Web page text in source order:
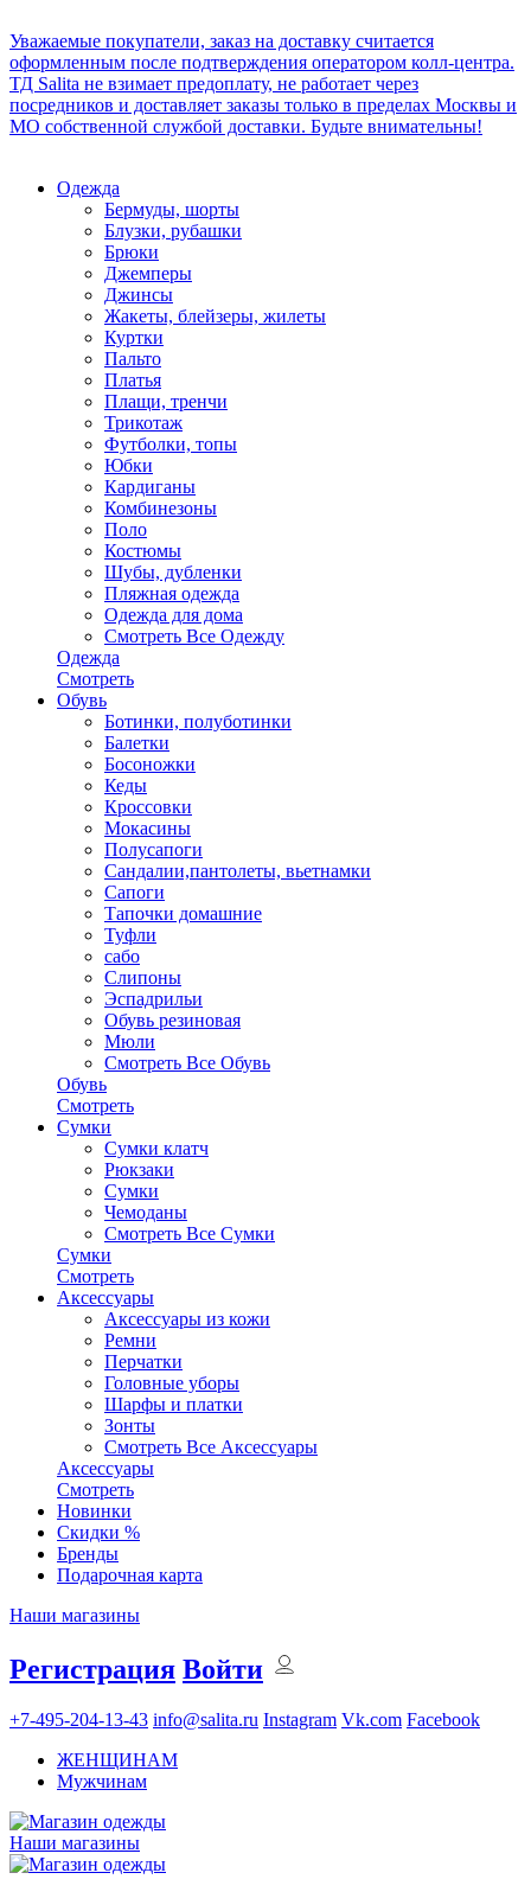
Уважаемые покупатели, заказ на доставку считается
оформленным после подтверждения оператором колл-центра.
ТД Salita не взимает предоплату, не работает через
посредников и доставляет заказы только в пределах Москвы и
МО собственной службой доставки. Будьте внимательны!
Одежда
Бермуды, шорты
Блузки, рубашки
Брюки
Джемперы
Джинсы
Жакеты, блейзеры, жилеты
Куртки
Пальто
Платья
Плащи, тренчи
Трикотаж
Футболки, топы
Юбки
Кардиганы
Комбинезоны
Поло
Костюмы
Шубы, дубленки
Пляжная одежда
Одежда для дома
Смотреть Все Одежду
Одежда
Смотреть
Обувь
Ботинки, полуботинки
Балетки
Босоножки
Кеды
Кроссовки
Мокасины
Полусапоги
Сандалии,пантолеты, вьетнамки
Сапоги
Тапочки домашние
Туфли
сабо
Слипоны
Эспадрильи
Обувь резиновая
Мюли
Смотреть Все Обувь
Обувь
Смотреть
Сумки
Сумки клатч
Рюкзаки
Сумки
Чемоданы
Смотреть Все Сумки
Сумки
Смотреть
Аксессуары
Аксессуары из кожи
Ремни
Перчатки
Головные уборы
Шарфы и платки
Зонты
Смотреть Все Аксессуары
Аксессуары
Смотреть
Новинки
Скидки %
Бренды
Подарочная карта
Наши магазины
Регистрация Войти
+7-495-204-13-43 info@salita.ru Instagram Vk.com Facebook
ЖЕНЩИНАМ
Мужчинам
Наши магазины